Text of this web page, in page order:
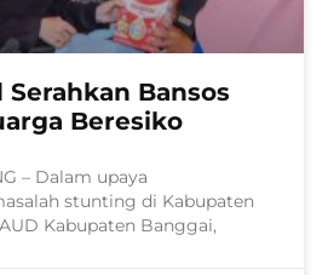
Serahkan Bansos
Beresiko
– Dalam upaya
stunting di Kabupaten
Kabupaten Banggai,